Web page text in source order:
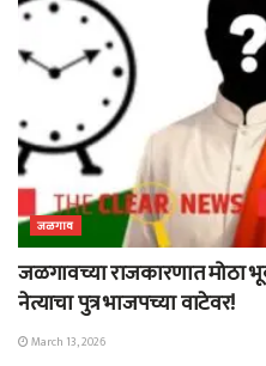
जळगाव
जळगावच्या राजकारणात मोठा
नेत्याचा पुत्र भाजपच्या वाटेवर!
March 13, 2026